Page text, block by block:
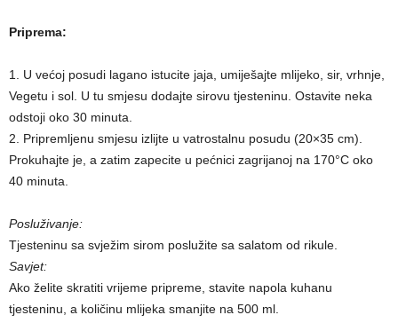
Priprema:
1. U većoj posudi lagano istucite jaja, umiješajte mlijeko, sir, vrhnje,
Vegetu i sol. U tu smjesu dodajte sirovu tjesteninu. Ostavite neka
odstoji oko 30 minuta.
2. Pripremljenu smjesu izlijte u vatrostalnu posudu (20×35 cm).
Prokuhajte je, a zatim zapecite u pećnici zagrijanoj na 170°C oko
40 minuta.
Posluživanje:
Tjesteninu sa svježim sirom poslužite sa salatom od rikule.
Savjet:
Ako želite skratiti vrijeme pripreme, stavite napola kuhanu
tjesteninu, a količinu mlijeka smanjite na 500 ml.